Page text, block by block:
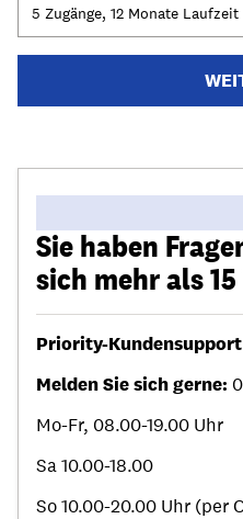
Sie haben
sich mehr als
Priority-Kundensupport
Melden Sie sich gerne:
Mo-Fr, 08.00-19.00 Uhr
Sa 10.00-18.00
So 10.00-20.00 Uhr (per